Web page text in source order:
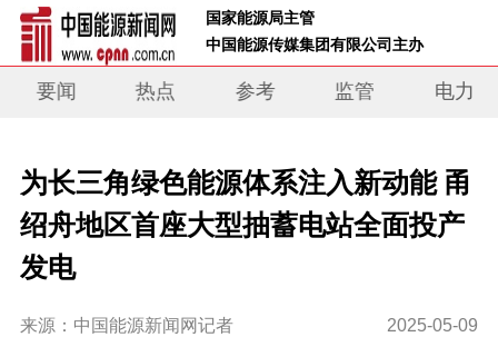
国家能源局主管
中国能源传媒集团有限公司主办
要闻 热点 参考 监管 电力
为长三角绿色能源体系注入新动能 甬
绍舟地区首座大型抽蓄电站全面投产
发电
来源：中国能源新闻网记者 2025-05-09